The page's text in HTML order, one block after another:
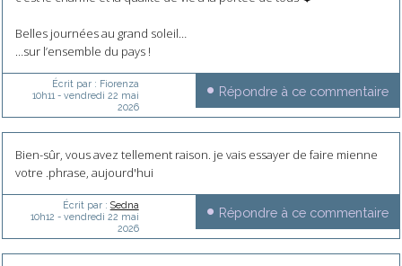
Belles journées au grand soleil…
…sur l’ensemble du pays !
Écrit par : Fiorenza
10h11 - vendredi 22 mai
2026
Répondre à ce commentaire
Bien-sûr, vous avez tellement raison. je vais essayer de faire mienne
votre .phrase, aujourd'hui
Écrit par : Sedna
10h12 - vendredi 22 mai
2026
Répondre à ce commentaire